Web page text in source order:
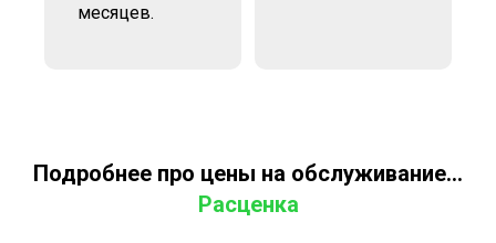
месяцев.
Подробнее про цены на обслуживание...
Расценка